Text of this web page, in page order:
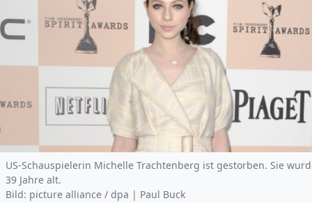
US-Schauspielerin Michelle Trachtenberg ist gestorben. Sie
39 Jahre alt.
Bild: picture alliance / dpa | Paul Buck